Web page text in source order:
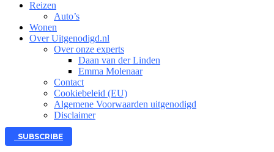
Reizen
Auto’s
Wonen
Over Uitgenodigd.nl
Over onze experts
Daan van der Linden
Emma Molenaar
Contact
Cookiebeleid (EU)
Algemene Voorwaarden uitgenodigd
Disclaimer
SUBSCRIBE